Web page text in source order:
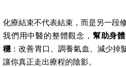
化療結束不代表結束，而是另一段
我們用中醫的整體觀念， 幫助身
穩 ：改善胃口、調養氣血、減少掉
讓你真正走出療程的陰影。